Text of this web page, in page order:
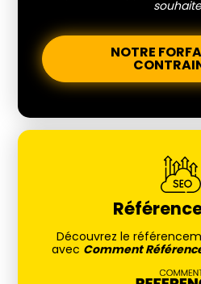
NOTRE
Découvrez le
avec Comment